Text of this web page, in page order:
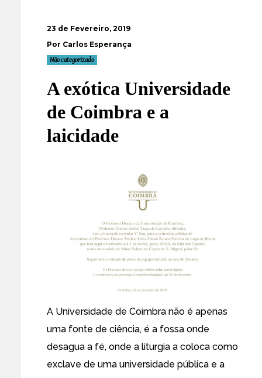
23 de Fevereiro, 2019
Por Carlos Esperança
Não categorizado
A exótica Universidade
de Coimbra e a
laicidade
A Universidade de Coimbra não é apenas
uma fonte de ciência, é a fossa onde
desagua a fé, onde a liturgia a coloca como
exclave de uma universidade pública e a